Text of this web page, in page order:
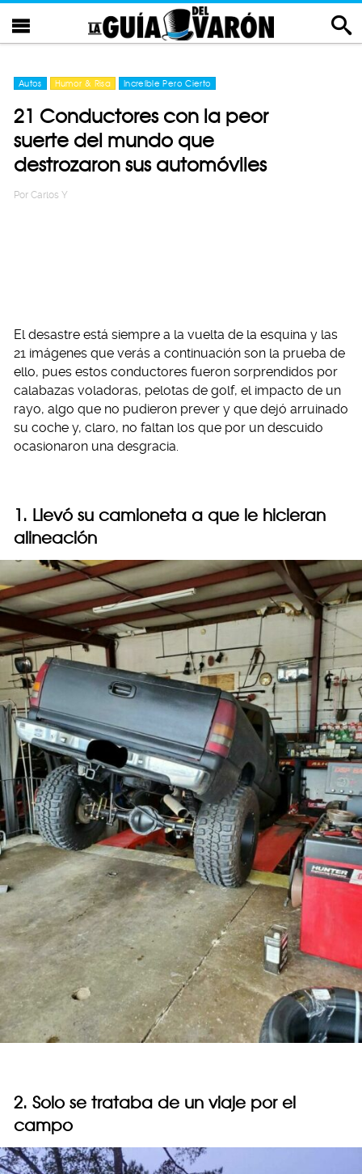
Autos Humor & Risa Increíble Pero Cierto
21 Conductores con la peor
suerte del mundo que
destrozaron sus automóviles
Por Carlos Y
El desastre está siempre a la vuelta de la esquina y las
21 imágenes que verás a continuación son la prueba de
ello, pues estos conductores fueron sorprendidos por
calabazas voladoras, pelotas de golf, el impacto de un
rayo, algo que no pudieron prever y que dejó arruinado
su coche y, claro, no faltan los que por un descuido
ocasionaron una desgracia.
1. Llevó su camioneta a que le hicieran
alineación
2. Solo se trataba de un viaje por el
campo